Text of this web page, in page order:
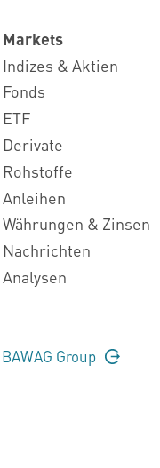
Markets
Indizes & Aktien
Fonds
ETF
Derivate
Rohstoffe
Anleihen
Währungen & Zinsen
Nachrichten
Analysen
BAWAG Group